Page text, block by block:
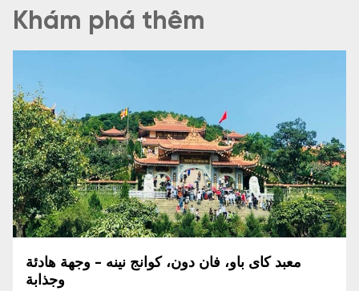
Khám phá thêm
معبد كاى باو، فان دون، كوانج نينه - وجهة هادئة
وجذابة